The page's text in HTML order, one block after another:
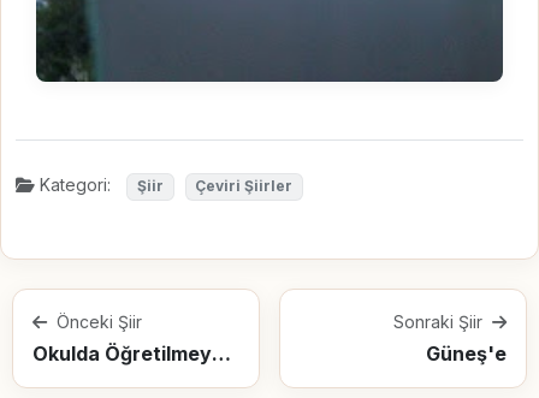
Kategori: Şiir Çeviri Şiirler
Önceki Şiir
Okulda Öğretilmeyen Şeyler
Sonraki Şiir
Güneş'e